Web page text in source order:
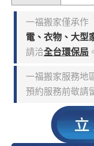
一福搬家僅承作
電、衣物、大型
請洽全台環保局 。
一福搬家服務地
預約服務前敬請